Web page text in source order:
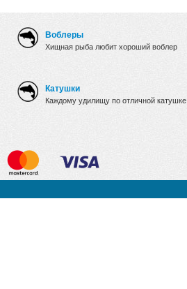
Воблеры
Хищная рыба любит хороший воблер
Катушки
Каждому удилищу по отличной катушке